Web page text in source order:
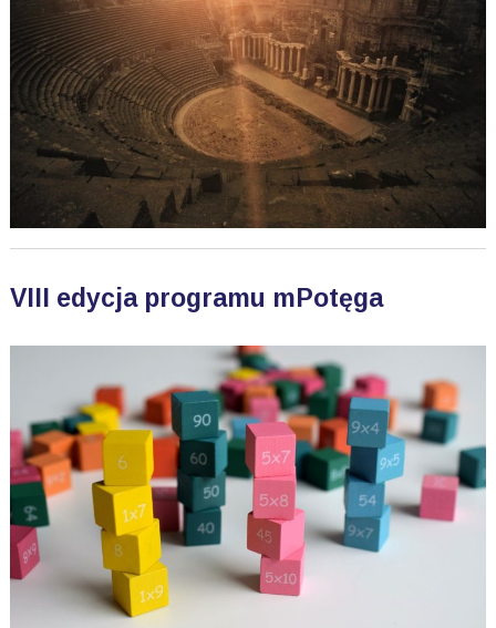
VIII edycja programu mPotęga